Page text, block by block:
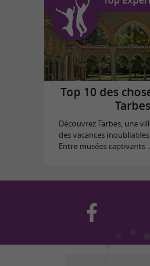
Top 10 des
Tarbes
Découvrez Tarbes, une
des vacances
Entre musées captivants